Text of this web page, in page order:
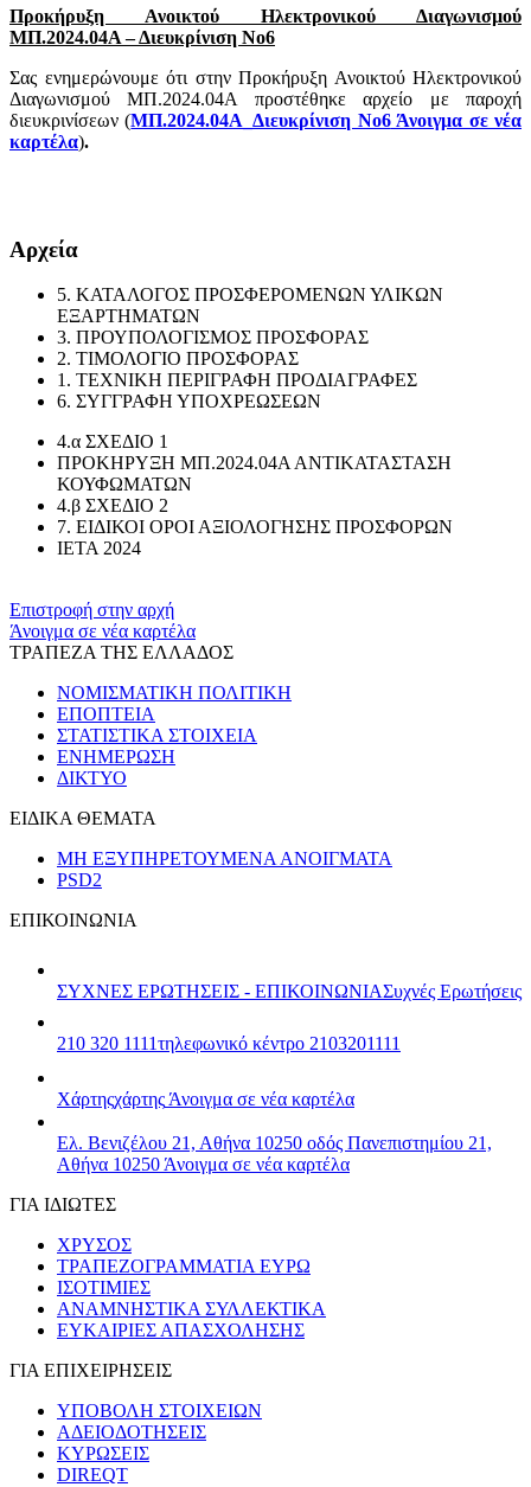
Προκήρυξη Ανοικτού Ηλεκτρονικού Διαγωνισµού
ΜΠ.2024.04Α – Διευκρίνιση Νο6
Σας ενημερώνουμε ότι στην Προκήρυξη Ανοικτού Ηλεκτρονικού
Διαγωνισμού ΜΠ.2024.04Α προστέθηκε αρχείο με παροχή
διευκρινίσεων (ΜΠ.2024.04Α_Διευκρίνιση Νο6Άνοιγμα σε νέα
καρτέλα).
Αρχεία
5. ΚΑΤΑΛΟΓΟΣ ΠΡΟΣΦΕΡΟΜΕΝΩΝ ΥΛΙΚΩΝ
ΕΞΑΡΤΗΜΑΤΩΝ
3. ΠΡΟΥΠΟΛΟΓΙΣΜΟΣ ΠΡΟΣΦΟΡΑΣ
2. ΤΙΜΟΛΟΓΙΟ ΠΡΟΣΦΟΡΑΣ
1. ΤΕΧΝΙΚΗ ΠΕΡΙΓΡΑΦΗ ΠΡΟΔΙΑΓΡΑΦΕΣ
6. ΣΥΓΓΡΑΦΗ ΥΠΟΧΡΕΩΣΕΩΝ
4.α ΣΧΕΔΙΟ 1
ΠΡΟΚΗΡΥΞΗ ΜΠ.2024.04Α ΑΝΤΙΚΑΤΑΣΤΑΣΗ
ΚΟΥΦΩΜΑΤΩΝ
4.β ΣΧΕΔΙΟ 2
7. ΕΙΔΙΚΟΙ ΟΡΟΙ ΑΞΙΟΛΟΓΗΣΗΣ ΠΡΟΣΦΟΡΩΝ
ΙΕΤΑ 2024
Επιστροφή στην αρχή
Άνοιγμα σε νέα καρτέλα
ΤΡΑΠΕΖΑ ΤΗΣ ΕΛΛΑΔΟΣ
ΝΟΜΙΣΜΑΤΙΚΗ ΠΟΛΙΤΙΚΗ
ΕΠΟΠΤΕΙΑ
ΣΤΑΤΙΣΤΙΚΑ ΣΤΟΙΧΕΙΑ
ΕΝΗΜΕΡΩΣΗ
ΔΙΚΤΥΟ
ΕΙΔΙΚΑ ΘΕΜΑΤΑ
ΜΗ ΕΞΥΠΗΡΕΤΟΥΜΕΝΑ ΑΝΟΙΓΜΑΤΑ
PSD2
ΕΠΙΚΟΙΝΩΝΙΑ
ΣΥΧΝΕΣ ΕΡΩΤΗΣΕΙΣ - ΕΠΙΚΟΙΝΩΝΙΑΣυχνές Ερωτήσεις
210 320 1111τηλεφωνικό κέντρο 2103201111
Χάρτηςχάρτης Άνοιγμα σε νέα καρτέλα
Ελ. Βενιζέλου 21, Αθήνα 10250 οδός Πανεπιστημίου 21,
Αθήνα 10250 Άνοιγμα σε νέα καρτέλα
ΓΙΑ ΙΔΙΩΤΕΣ
ΧΡΥΣΟΣ
ΤΡΑΠΕΖΟΓΡΑΜΜΑΤΙΑ ΕΥΡΩ
ΙΣΟΤΙΜΙΕΣ
ΑΝΑΜΝΗΣΤΙΚΑ ΣΥΛΛΕΚΤΙΚΑ
ΕΥΚΑΙΡΙΕΣ ΑΠΑΣΧΟΛΗΣΗΣ
ΓΙΑ ΕΠΙΧΕΙΡΗΣΕΙΣ
ΥΠΟΒΟΛΗ ΣΤΟΙΧΕΙΩΝ
ΑΔΕΙΟΔΟΤΗΣΕΙΣ
ΚΥΡΩΣΕΙΣ
DIREQT